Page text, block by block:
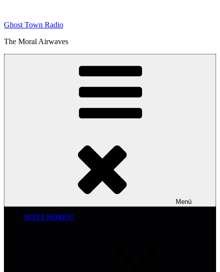
springen
Ghost Town Radio
The Moral Airwaves
Menü
JETZT HÖREN!